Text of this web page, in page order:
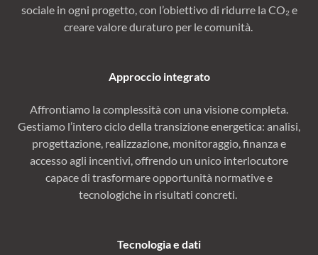
sociale in ogni progetto, con l’obiettivo di ridurre la CO₂ e
creare valore duraturo per le comunità.
Approccio integrato
Affrontiamo la complessità con una visione completa.
Gestiamo l’intero ciclo della transizione energetica: analisi,
progettazione, realizzazione, monitoraggio, finanza e
accesso agli incentivi, offrendo un unico interlocutore
capace di trasformare opportunità normative e
tecnologiche in risultati concreti.
Tecnologia e dati